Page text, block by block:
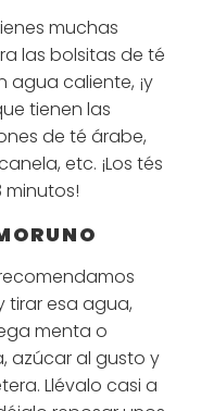
muchas
las bolsitas de té
caliente, ¡y
tienen las
de té árabe,
etc. ¡Los tés
minutos!
tirar esa agua,
menta o
azúcar al gusto y
Llévalo casi a